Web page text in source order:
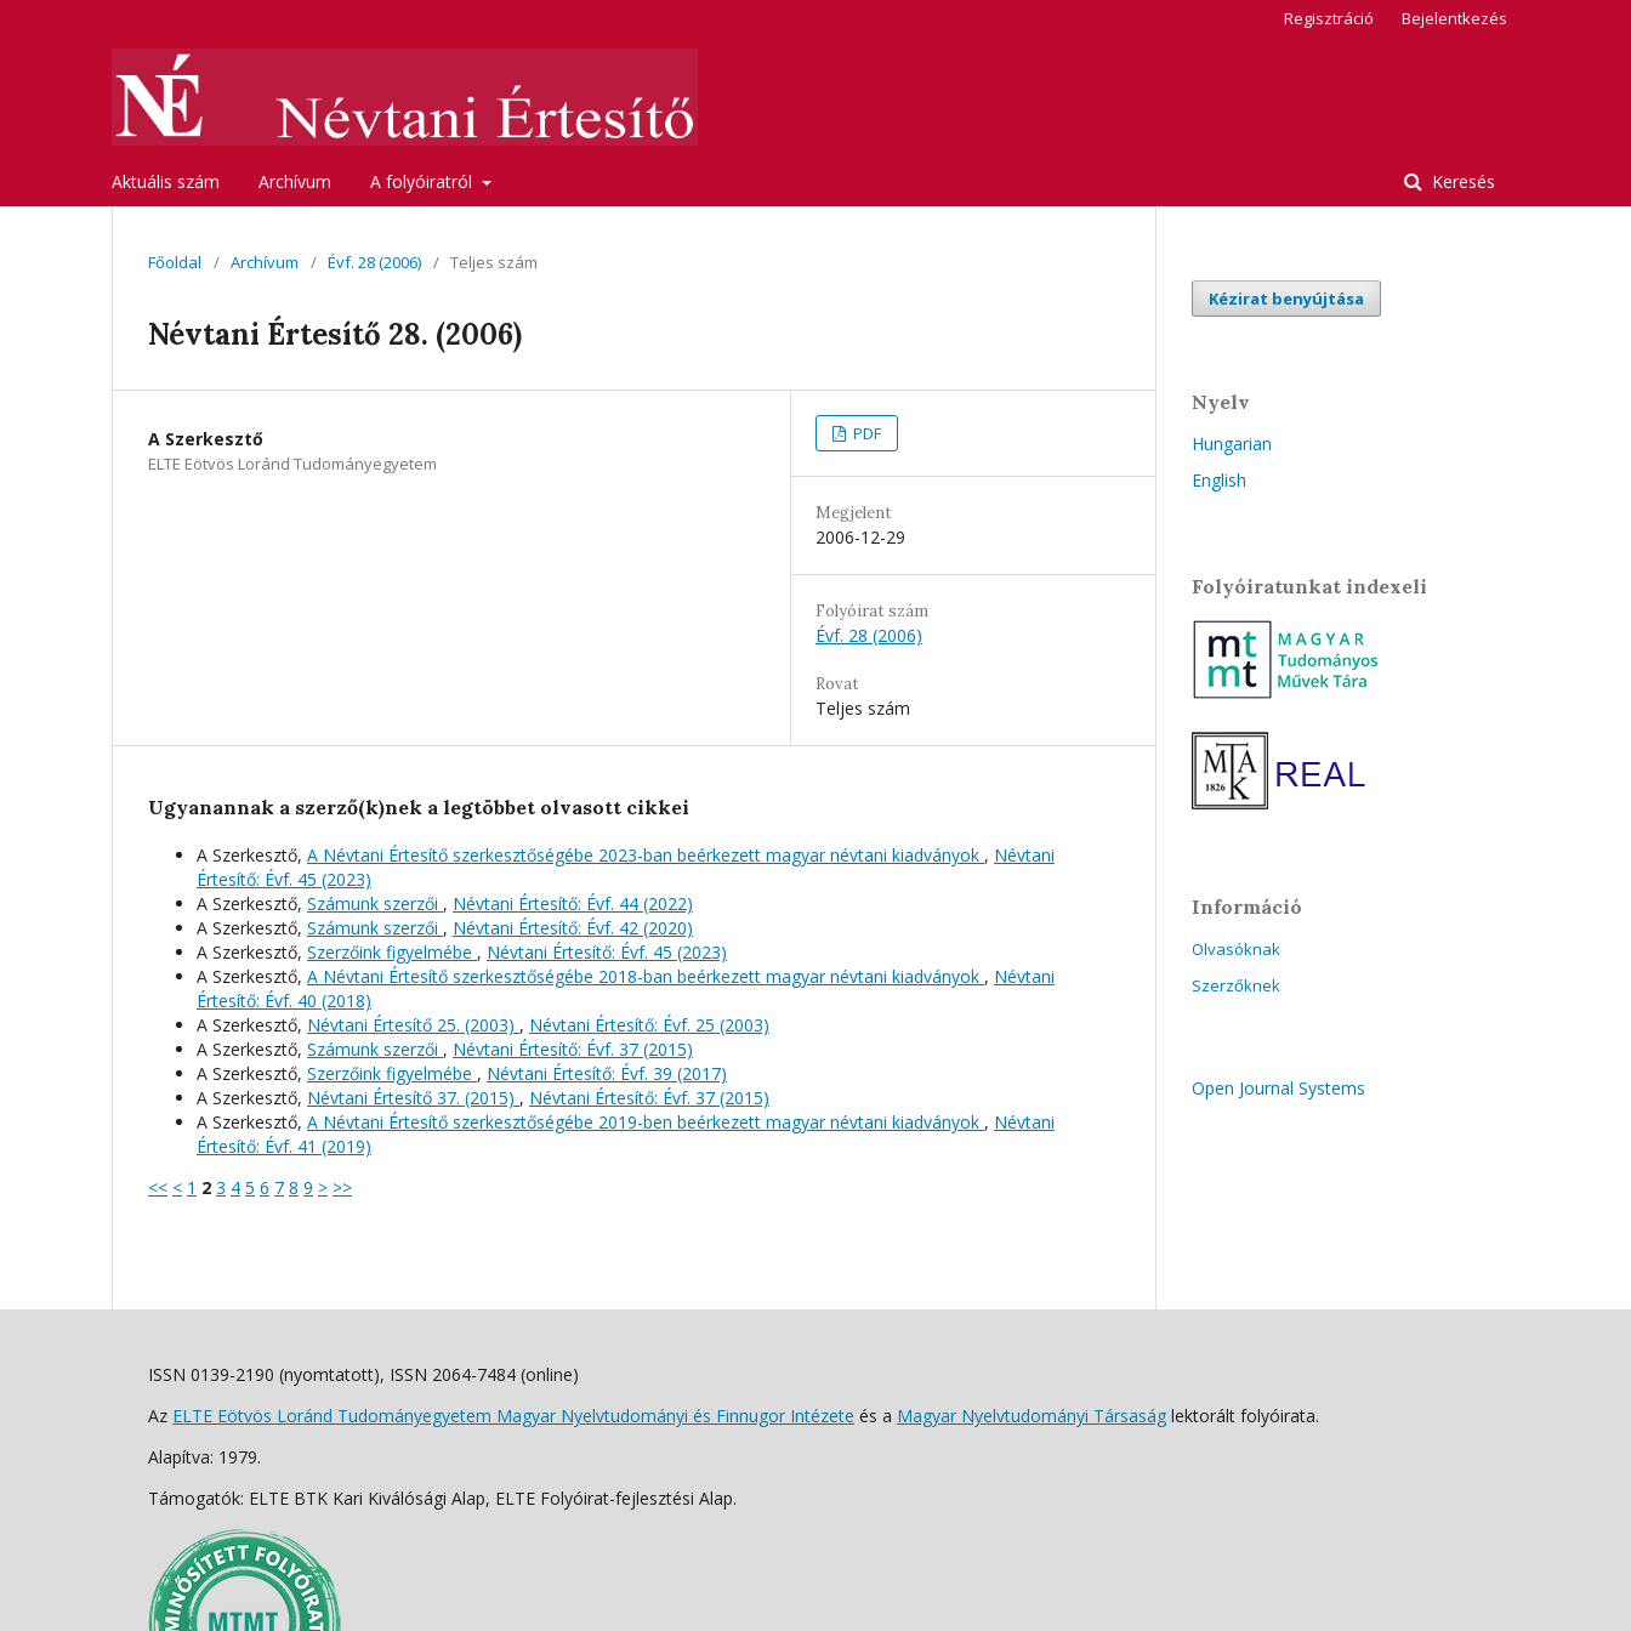
Aktuális szám Archívum A folyóiratról Keresés
Regisztráció Bejelentkezés
Főoldal / Archívum / Évf. 28 (2006) / Teljes szám
Névtani Értesítő 28. (2006)
A Szerkesztő
ELTE Eötvös Loránd Tudományegyetem
PDF
Megjelent
2006-12-29
Folyóirat szám
Évf. 28 (2006)
Rovat
Teljes szám
Ugyanannak a szerző(k)nek a legtöbbet olvasott cikkei
A Szerkesztő, A Névtani Értesítő szerkesztőségébe 2023-ban beérkezett magyar névtani kiadványok , Névtani
Értesítő: Évf. 45 (2023)
A Szerkesztő, Számunk szerzői , Névtani Értesítő: Évf. 44 (2022)
A Szerkesztő, Számunk szerzői , Névtani Értesítő: Évf. 42 (2020)
A Szerkesztő, Szerzőink figyelmébe , Névtani Értesítő: Évf. 45 (2023)
A Szerkesztő, A Névtani Értesítő szerkesztőségébe 2018-ban beérkezett magyar névtani kiadványok , Névtani
Értesítő: Évf. 40 (2018)
A Szerkesztő, Névtani Értesítő 25. (2003) , Névtani Értesítő: Évf. 25 (2003)
A Szerkesztő, Számunk szerzői , Névtani Értesítő: Évf. 37 (2015)
A Szerkesztő, Szerzőink figyelmébe , Névtani Értesítő: Évf. 39 (2017)
A Szerkesztő, Névtani Értesítő 37. (2015) , Névtani Értesítő: Évf. 37 (2015)
A Szerkesztő, A Névtani Értesítő szerkesztőségébe 2019-ben beérkezett magyar névtani kiadványok , Névtani
Értesítő: Évf. 41 (2019)
<< < 1 2 3 4 5 6 7 8 9 > >>
Kézirat benyújtása
Nyelv
Hungarian
English
Folyóiratunkat indexeli
Információ
Olvasóknak
Szerzőknek
Open Journal Systems
ISSN 0139-2190 (nyomtatott), ISSN 2064-7484 (online)
Az ELTE Eötvös Loránd Tudományegyetem Magyar Nyelvtudományi és Finnugor Intézete és a Magyar Nyelvtudományi Társaság lektorált folyóirata.
Alapítva: 1979.
Támogatók: ELTE BTK Kari Kiválósági Alap, ELTE Folyóirat-fejlesztési Alap.